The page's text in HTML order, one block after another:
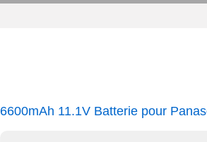
6600mAh 11.1V Batterie pour